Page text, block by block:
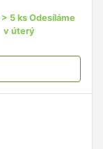
5 ks Odesíláme
v úterý